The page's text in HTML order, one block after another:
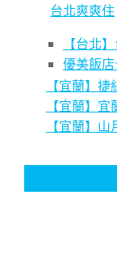
台北爽爽住
【台北
優美飯
【宜蘭】
【宜蘭】
【宜蘭】